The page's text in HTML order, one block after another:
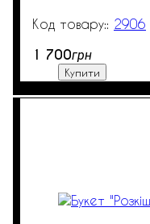
2906
1 700грн
Купити